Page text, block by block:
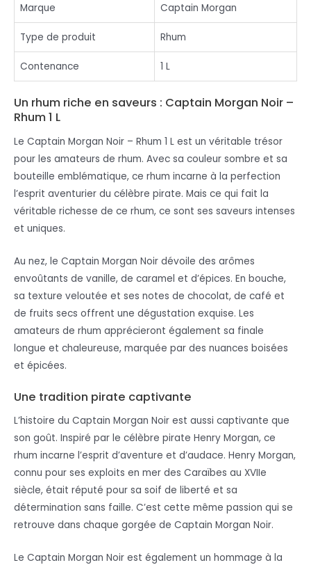
Marque Captain Morgan
Type de produit Rhum
Contenance 1 L
Un rhum riche en saveurs : Captain Morgan Noir –
Rhum 1 L
Le Captain Morgan Noir – Rhum 1 L est un véritable trésor
pour les amateurs de rhum. Avec sa couleur sombre et sa
bouteille emblématique, ce rhum incarne à la perfection
l’esprit aventurier du célèbre pirate. Mais ce qui fait la
véritable richesse de ce rhum, ce sont ses saveurs intenses
et uniques.
Au nez, le Captain Morgan Noir dévoile des arômes
envoûtants de vanille, de caramel et d’épices. En bouche,
sa texture veloutée et ses notes de chocolat, de café et
de fruits secs offrent une dégustation exquise. Les
amateurs de rhum apprécieront également sa finale
longue et chaleureuse, marquée par des nuances boisées
et épicées.
Une tradition pirate captivante
L’histoire du Captain Morgan Noir est aussi captivante que
son goût. Inspiré par le célèbre pirate Henry Morgan, ce
rhum incarne l’esprit d’aventure et d’audace. Henry Morgan,
connu pour ses exploits en mer des Caraïbes au XVIIe
siècle, était réputé pour sa soif de liberté et sa
détermination sans faille. C’est cette même passion qui se
retrouve dans chaque gorgée de Captain Morgan Noir.
Le Captain Morgan Noir est également un hommage à la